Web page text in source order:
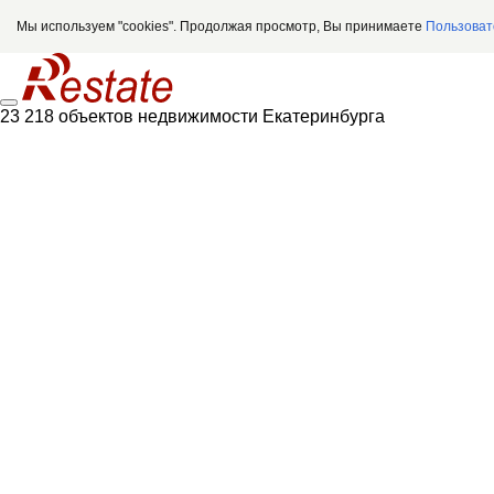
Мы используем "cookies". Продолжая просмотр, Вы принимаете
23 218 объектов недвижимости Екатеринбурга